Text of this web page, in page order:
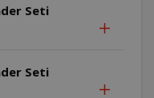
Seti
Seti